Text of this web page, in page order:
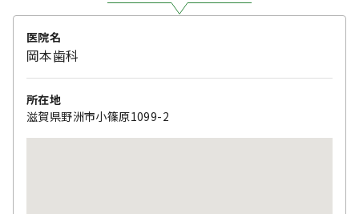
医院名
岡本歯科
所在地
滋賀県野洲市小篠原1099-2